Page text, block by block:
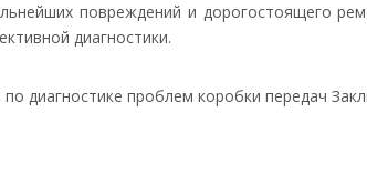
повреждений и дорогостоящего
диагностики.
диагностике проблем коробки передач